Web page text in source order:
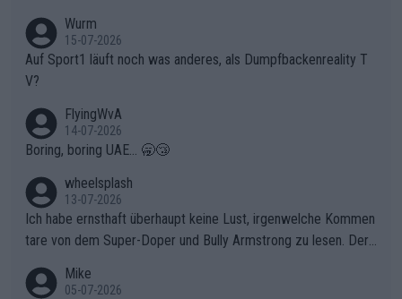
Wurm
15-07-2026
Auf Sport1 läuft noch was anderes, als Dumpfbackenreality T
V?
FlyingWvA
14-07-2026
Boring, boring UAE... 🥱😴
wheelsplash
13-07-2026
Ich habe ernsthaft überhaupt keine Lust, irgenwelche Kommen
tare von dem Super-Doper und Bully Armstrong zu lesen. Der
r die gehört nicht in dieses Medium!
Mike
05-07-2026